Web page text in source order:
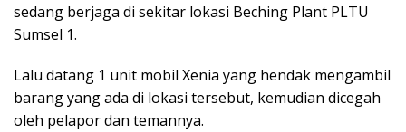
sedang berjaga di sekitar lokasi Beching Plant PLTU
Sumsel 1.
Lalu datang 1 unit mobil Xenia yang hendak mengambil
barang yang ada di lokasi tersebut, kemudian dicegah
oleh pelapor dan temannya.